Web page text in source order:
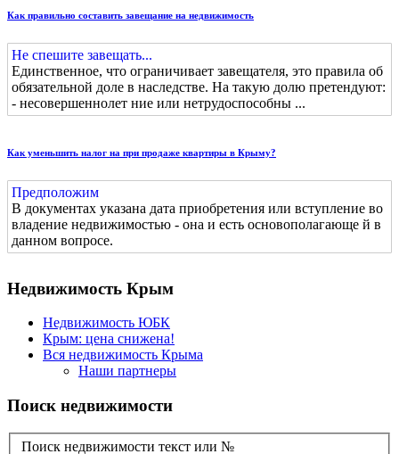
Как правильно составить завещание на недвижимость
Не спешите завещать...
Единственное, что ограничивает завещателя, это правила об
обязательной доле в наследстве. На такую долю претендуют:
- несовершеннолет ние или нетрудоспособны ...
Как уменьшить налог на при продаже квартиры в Крыму?
Предположим
В документах указана дата приобретения или вступление во
владение недвижимостью - она и есть основополагающе й в
данном вопросе.
Недвижимость Крым
Недвижимость ЮБК
Крым: цена снижена!
Вся недвижимость Крыма
Наши партнеры
Поиск недвижимости
Поиск недвижимости текст или №